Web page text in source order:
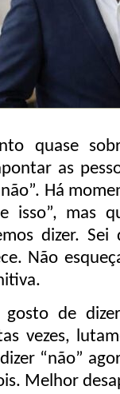
quase
as
Há
isso”, mas
dizer.
Não
gosto de
vezes,
“não”
Melhor